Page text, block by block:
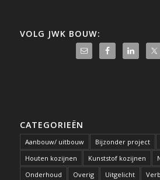
VOLG JWK BOUW:
CATEGORIEËN
Aanbouw/ uitbouw Bijzonder project
Houten kozijnen
Kunststof kozijnen
Onderhoud
Overig Uitgelicht